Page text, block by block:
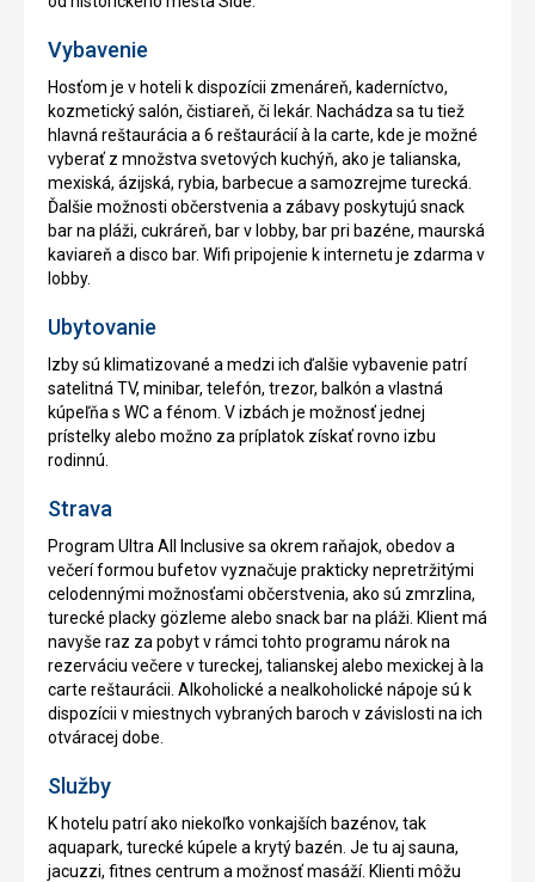
Vybavenie
Hosťom je v hoteli k dispozícii zmenáreň, kaderníctvo,
kozmetický salón, čistiareň, či lekár. Nachádza sa tu tiež
hlavná reštaurácia a 6 reštaurácií à la carte, kde je možné
vyberať z množstva svetových kuchýň, ako je talianska,
mexiská, ázijská, rybia, barbecue a samozrejme turecká.
Ďalšie možnosti občerstvenia a zábavy poskytujú snack
bar na pláži, cukráreň, bar v lobby, bar pri bazéne, maurská
kaviareň a disco bar. Wifi pripojenie k internetu je zdarma v
lobby.
Ubytovanie
Izby sú klimatizované a medzi ich ďalšie vybavenie patrí
satelitná TV, minibar, telefón, trezor, balkón a vlastná
kúpeľňa s WC a fénom. V izbách je možnosť jednej
prístelky alebo možno za príplatok získať rovno izbu
rodinnú.
Strava
Program Ultra All Inclusive sa okrem raňajok, obedov a
večerí formou bufetov vyznačuje prakticky nepretržitými
celodennými možnosťami občerstvenia, ako sú zmrzlina,
turecké placky gözleme alebo snack bar na pláži. Klient má
navyše raz za pobyt v rámci tohto programu nárok na
rezerváciu večere v tureckej, talianskej alebo mexickej à la
carte reštaurácii. Alkoholické a nealkoholické nápoje sú k
dispozícii v miestnych vybraných baroch v závislosti na ich
otváracej dobe.
Služby
K hotelu patrí ako niekoľko vonkajších bazénov, tak
aquapark, turecké kúpele a krytý bazén. Je tu aj sauna,
jacuzzi, fitnes centrum a možnosť masáží. Klienti môžu